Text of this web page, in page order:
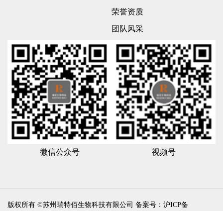
荣誉资质
团队风采
微信公众号 视频号
版权所有 ©苏州瑞特佰生物科技有限公司 备案号：沪ICP备